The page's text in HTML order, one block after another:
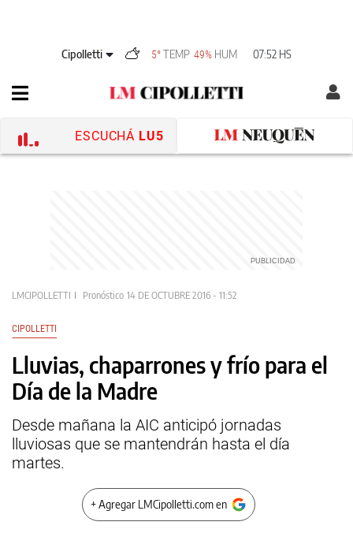
Cipolletti 5° TEMP 49% HUM 07:52 HS
ESCUCHÁ LU5
LMCIPOLLETTI Pronóstico 14 DE OCTUBRE 2016 - 11:52
CIPOLLETTI
Lluvias, chaparrones y frío para el
Día de la Madre
Desde mañana la AIC anticipó jornadas
lluviosas que se mantendrán hasta el día
martes.
+ Agregar LMCipolletti.com en